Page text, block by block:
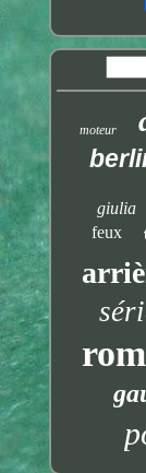
moteur
giulia
feux